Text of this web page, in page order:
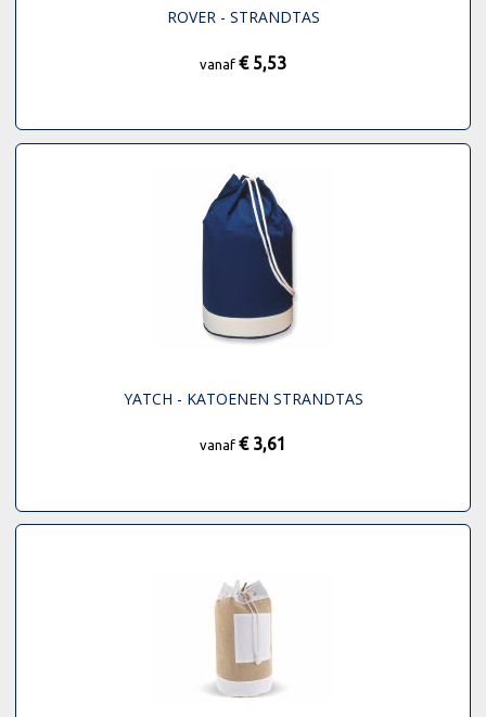
ROVER - STRANDTAS
vanaf € 5,53
YATCH - KATOENEN STRANDTAS
vanaf € 3,61